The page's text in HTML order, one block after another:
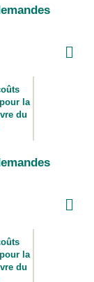
aux
la
du
but,
la
du